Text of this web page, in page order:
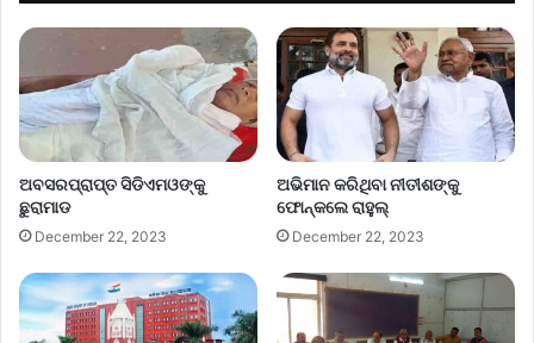
ଅବସରପ୍ରାପ୍ତ ସିଡିଏମଓଙ୍କୁ
ଛୁରାମାଡ
December 22, 2023
ଅଭିମାନ କରିଥିବା ନୀତୀଶଙ୍କୁ
ଫୋନ୍‌କଲେ ରାହୁଲ୍‌
December 22, 2023